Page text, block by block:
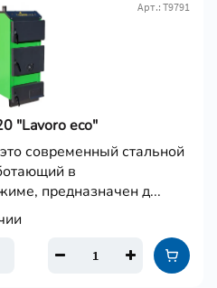
"Lavoro eco"
Арт.: Т9791
современный стальной
в
предназначен д...